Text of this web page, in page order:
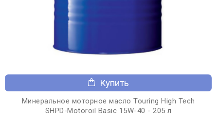
Купить
Минеральное моторное масло Touring High Tech
SHPD-Motoroil Basic 15W-40 - 205 л